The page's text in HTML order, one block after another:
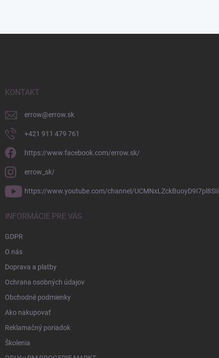
KONTAKT
errow@errow.sk
+421 911 479 761
https://www.facebook.com/errow.sk/
errow_sk/
https://www.youtube.com/channel/
INFORMÁCIE PRE VÁS
GDPR
O nás
Doprava a platby
Ochrana osobných údajov
Obchodné podmienky
Ako nakupovať
Reklamačný poriadok
Školenia